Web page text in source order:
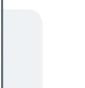
رابکس از خرید و